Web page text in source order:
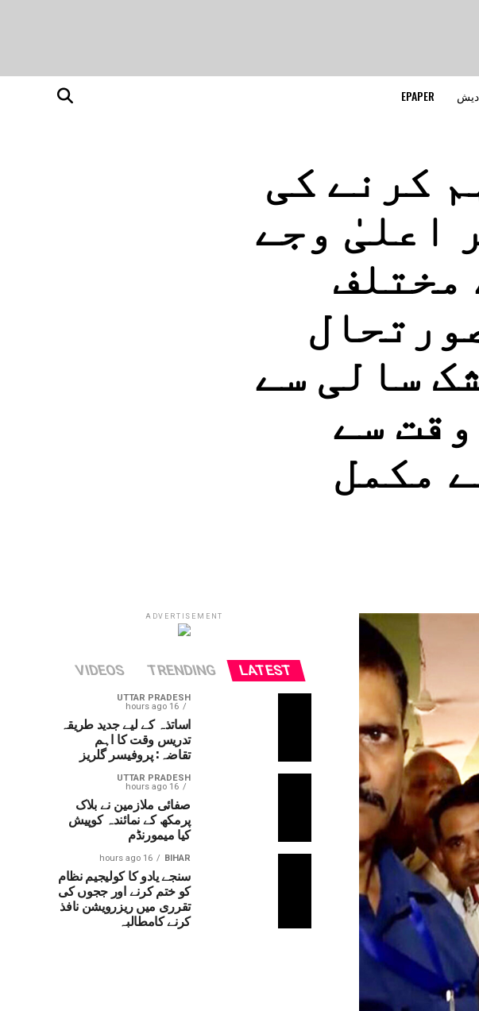
دیش EPAPER
کرنے کی
اعلیٰ وجے
مختلف
سالی سے
سے
مکمل
ADVERTISEMENT
LATEST
TRENDING
VIDEOS
UTTAR PRADESH
16 hours ago
اساتذہ کے لیے جدید طریقہ
تدریس وقت کا اہم
تقاضہ: پروفیسر گلریز
UTTAR PRADESH
16 hours ago
صفائی ملازمین نے بلاک
پرمکھ کے نمائندہ کوپیش
کیا میمورنڈم
BIHAR
16 hours ago
سنجے یادو کا کولیجیم نظام
کو ختم کرنے اور ججوں کی
تقرری میں ریزرویشن نافذ
کرنے کامطالبہ